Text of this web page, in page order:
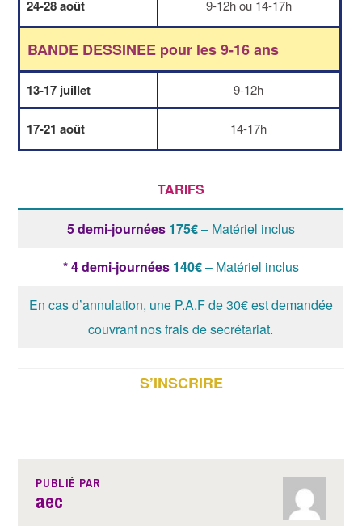
24-28 août 9-12h ou 14-17h
BANDE DESSINEE pour les9-16 ans
13-17 juillet 9-12h
17-21 août 14-17h
TARIFS
5 demi-journées 175€– Matériel inclus
* 4 demi-journées 140€– Matériel inclus
En cas d’annulation, une P.A.F de 30€ est demandée
couvrant nos frais de secrétariat.
S’INSCRIRE
,
ENFANTS
PUBLIÉ PAR
aec